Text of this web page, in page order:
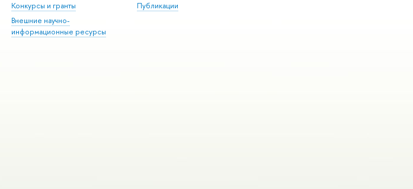
Конкурсы и гранты
Внешние научно-
информационные ресурсы
Публикации